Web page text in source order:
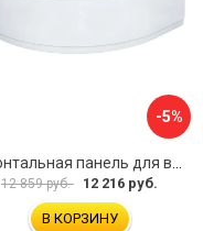
-5%
12 859 руб. 12 216 руб.
В КОРЗИНУ